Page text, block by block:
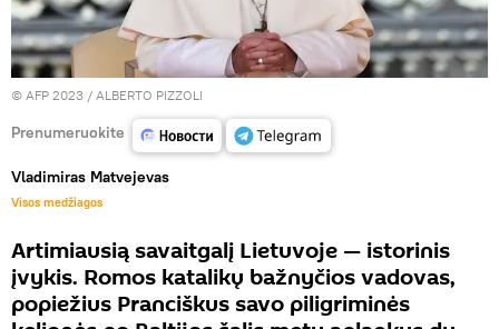
© AFP 2023 / ALBERTO PIZZOLI
Prenumeruokite
Vladimiras Matvejevas
Visos medžiagos
Artimiausią savaitgalį Lietuvoje — istorinis
įvykis. Romos katalikų bažnyčios vadovas,
popiežius Pranciškus savo piligriminės